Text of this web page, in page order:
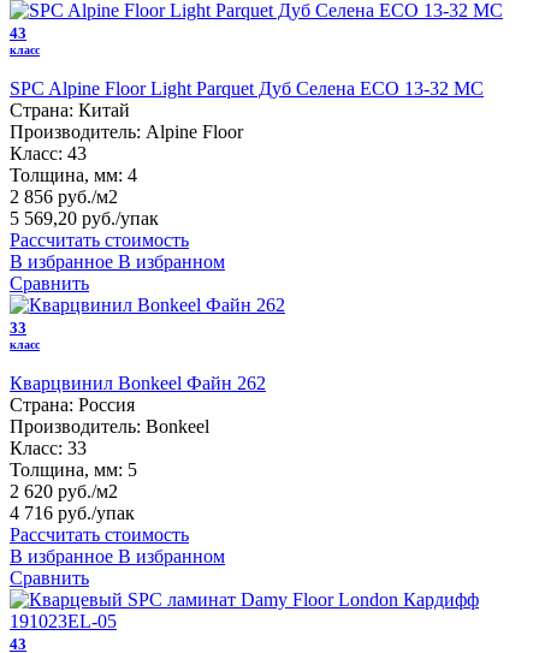
43
класс
SPC Alpine Floor Light Parquet Дуб Селена ЕСО 13-32 MC
Страна: Китай
Производитель: Alpine Floor
Класс: 43
Толщина, мм: 4
2 856 руб./м2
5 569,20 руб./упак
Рассчитать стоимость
В избранное В избранном
Сравнить
33
класс
Кварцвинил Bonkeel Файн 262
Страна: Россия
Производитель: Bonkeel
Класс: 33
Толщина, мм: 5
2 620 руб./м2
4 716 руб./упак
Рассчитать стоимость
В избранное В избранном
Сравнить
43